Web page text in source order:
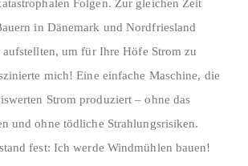
Folgen. Zur gleichen Zeit
in Dänemark und Nordfriesland
um für Ihre Höfe Strom zu
mich! Eine einfache Maschine, die
Strom produziert – ohne das
und ohne tödliche Strahlungsrisiken.
fest: Ich werde Windmühlen bauen!